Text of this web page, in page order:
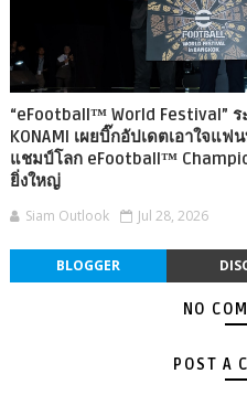
“eFootball™ World Festival” ร
KONAMI เผยบิ๊กอัปเดตเอาใจแ
แชมป์โลก eFootball™
ยิ่งใหญ่
Siam Outlook Jul 28, 2026
BLOGGER
NO
POST A